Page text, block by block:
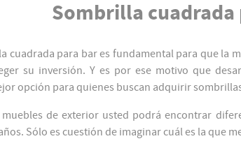
Sombrilla cuadrada
cuadrada para bar es fundamental para que la
su inversión. Y es por ese motivo que
opción para quienes buscan adquirir
de exterior usted podrá encontrar
Sólo es cuestión de imaginar cuál es la que